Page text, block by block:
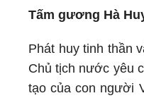
Tấm gương Hà
Phát huy tinh thần
Chủ tịch nước yêu
tạo của con người